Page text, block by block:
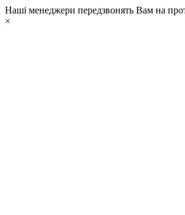
Наші менеджери передзвонять Вам на
×